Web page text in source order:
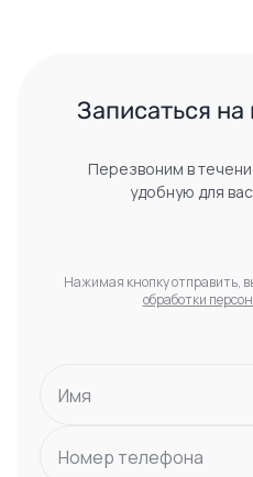
Записаться
Перезвоним в
удобную для
Нажимая кнопку отправить,
обработки
Имя
Номер телефона